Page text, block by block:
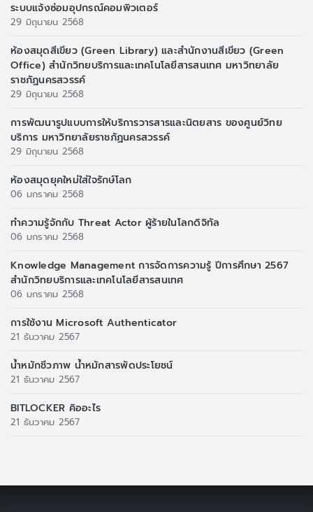
ระบบแจ้งซ่อมอุปกรณ์คอมพิวเตอร์
29 มิถุนายน 2568
ห้องสมุดสีเขียว (Green Library) และสำนักงานสีเขียว (Green
Office) สำนักวิทยบริการและเทคโนโลยีสารสนเทศ มหาวิทยาลัย
ราชภัฏนครสวรรค์
29 มิถุนายน 2568
การพัฒนารูปแบบการให้บริการวารสารและนิตยสาร ของศูนย์วิทย
บริการ มหาวิทยาลัยราชภัฏนครสวรรค์
29 มิถุนายน 2568
ห้องสมุดยุคใหม่ใส่ใจรักษ์โลก
06 มกราคม 2568
ทำความรู้จักกับ Threat Actor ผู้ร้ายในโลกดิจิทัล
06 มกราคม 2568
Knowledge Management การจัดการความรู้ ปีการศึกษา 2567
สำนักวิทยบริการและเทคโนโลยีสารสนเทศ
06 มกราคม 2568
การใช้งาน Microsoft Authenticator
21 ธันวาคม 2567
น้ำหมักชีวภาพ น้ำหมักสารพัดประโยชน์
21 ธันวาคม 2567
BITLOCKER คิออะไร
21 ธันวาคม 2567